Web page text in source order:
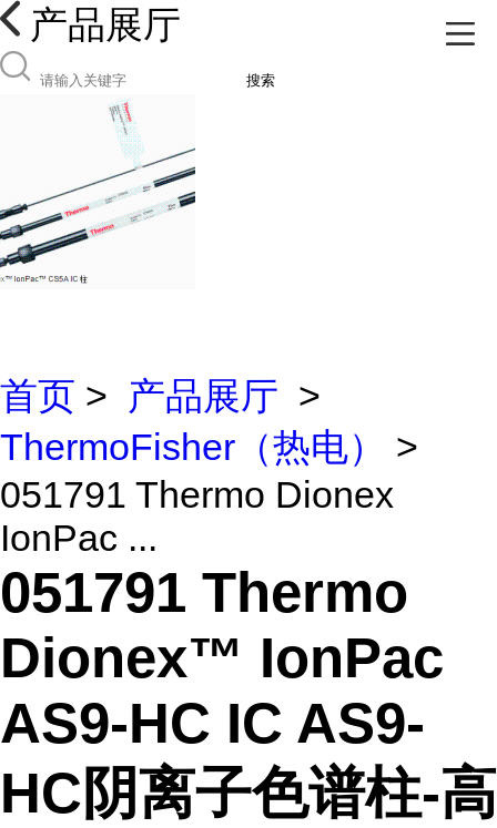
产品展厅
搜索
首页 > 产品展厅 >
ThermoFisher（热电）
>
051791 Thermo Dionex
IonPac ...
051791 Thermo
Dionex™ IonPac
AS9-HC IC AS9-
HC阴离子色谱柱-高